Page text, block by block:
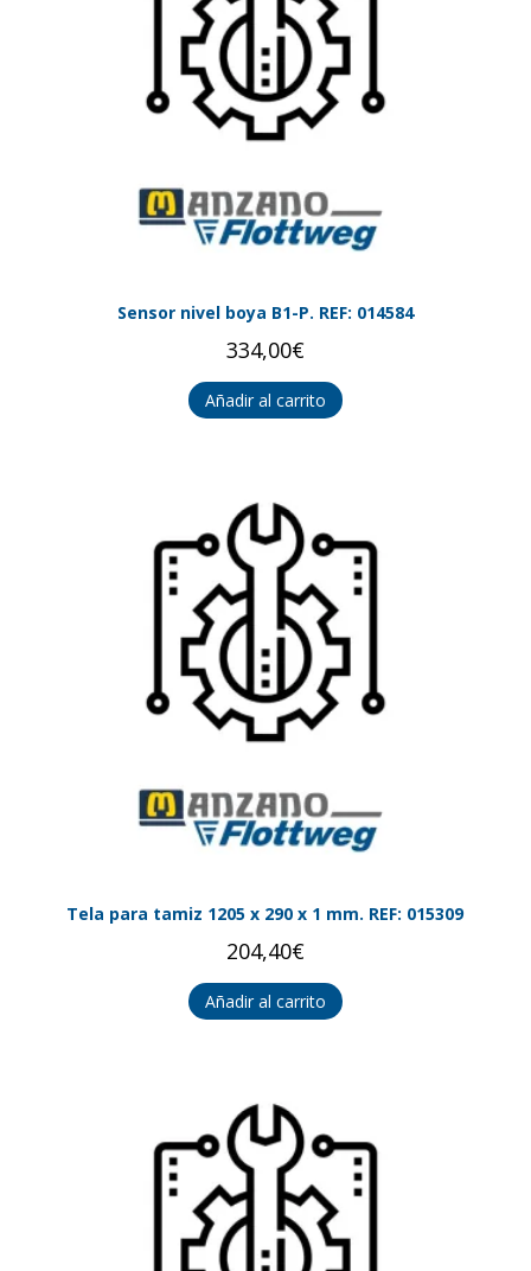
Sensor nivel boya B1-P. REF: 014584
334,00€
Añadir al carrito
Tela para tamiz 1205 x 290 x 1 mm. REF: 015309
204,40€
Añadir al carrito